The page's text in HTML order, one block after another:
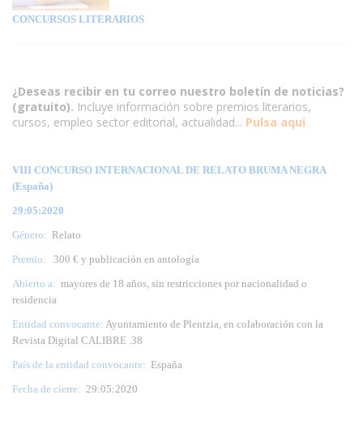
CONCURSOS LITERARIOS
¿Deseas recibir en tu correo nuestro boletín de noticias?
(gratuito). Incluye información sobre premios literarios,
cursos, empleo sector editorial, actualidad... Pulsa aqui
VIII CONCURSO INTERNACIONAL DE RELATO BRUMA NEGRA
(España)
29:05:2020
Género: Relato
Premio:
300 € y publicación en antología
Abierto a: mayores de 18 años, sin restricciones por nacionalidad o
residencia
Entidad convocante: Ayuntamiento de Plentzia, en colaboración con la
Revista Digital CALIBRE .38
País de la entidad convocante: España
Fecha de cierre: 29:05:2020